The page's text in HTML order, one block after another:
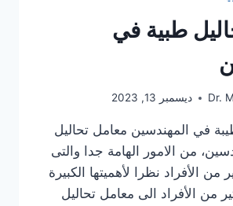
طبية في
Dr. ديسمبر 13, 2023
في المهندسين معامل تحاليل
من الامور الهامة جدا والتى
من الأفراد نظرا لأهميتها الكبيرة
من الأفراد الى معامل تحاليل